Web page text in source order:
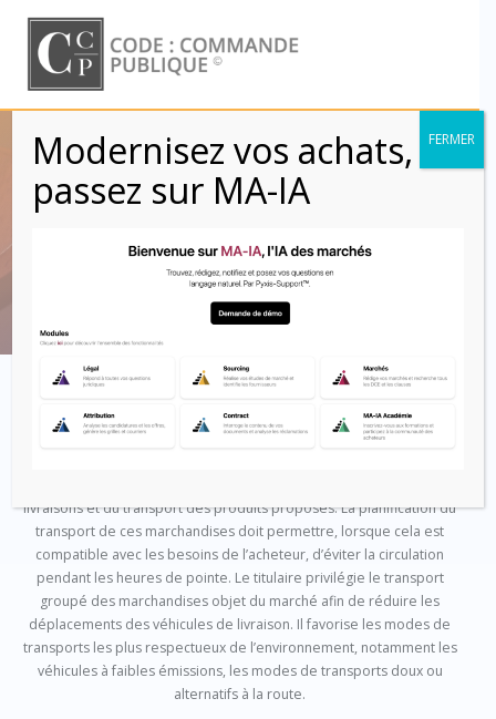
to
content
CCAG TIC 2021 –
Article 21
Code : Commande Publique
Article 21 –Livraison
livraisons et du transport des produits proposés. La planification du
transport de ces marchandises doit permettre, lorsque cela est
compatible avec les besoins de l’acheteur, d’éviter la circulation
pendant les heures de pointe. Le titulaire privilégie le transport
groupé des marchandises objet du marché afin de réduire les
déplacements des véhicules de livraison. Il favorise les modes de
transports les plus respectueux de l’environnement, notamment les
véhicules à faibles émissions, les modes de transports doux ou
alternatifs à la route.
Modernisez vos achats,
passez sur MA-IA
FERMER